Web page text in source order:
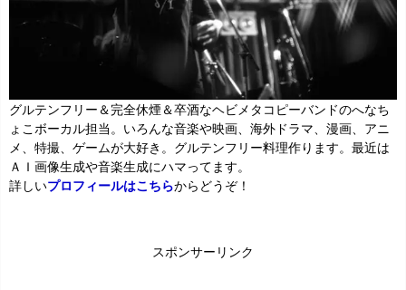
グルテンフリー＆完全休煙＆卒酒なヘビメタコピーバンドのへなち
ょこボーカル担当。いろんな音楽や映画、海外ドラマ、漫画、アニ
メ、特撮、ゲームが大好き。グルテンフリー料理作ります。最近は
ＡＩ画像生成や音楽生成にハマってます。
詳しいプロフィールはこちらからどうぞ！
スポンサーリンク